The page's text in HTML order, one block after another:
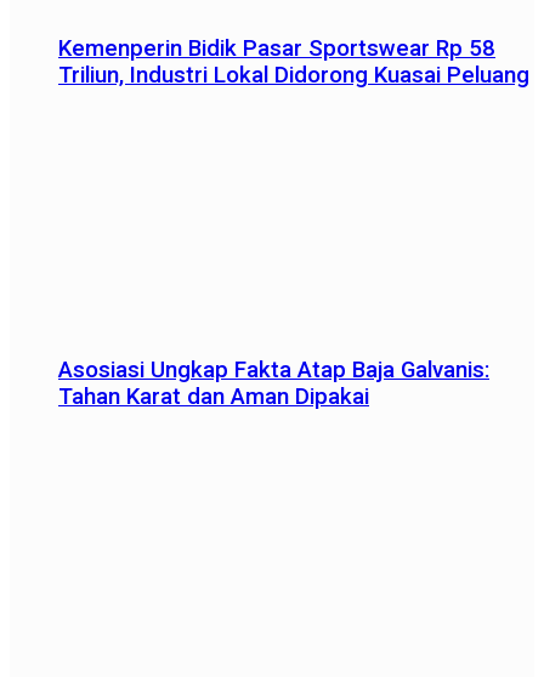
Kemenperin Bidik Pasar Sportswear Rp 58
Triliun, Industri Lokal Didorong Kuasai Peluang
Asosiasi Ungkap Fakta Atap Baja Galvanis:
Tahan Karat dan Aman Dipakai